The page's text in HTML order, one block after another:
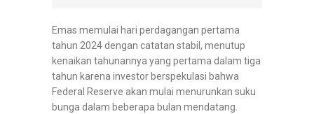
Emas memulai hari perdagangan pertama
tahun 2024 dengan catatan stabil, menutup
kenaikan tahunannya yang pertama dalam tiga
tahun karena investor berspekulasi bahwa
Federal Reserve akan mulai menurunkan suku
bunga dalam beberapa bulan mendatang.